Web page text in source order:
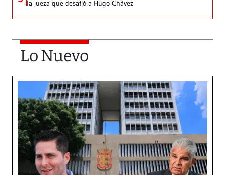
la jueza que desafió a Hugo Chávez
Lo Nuevo